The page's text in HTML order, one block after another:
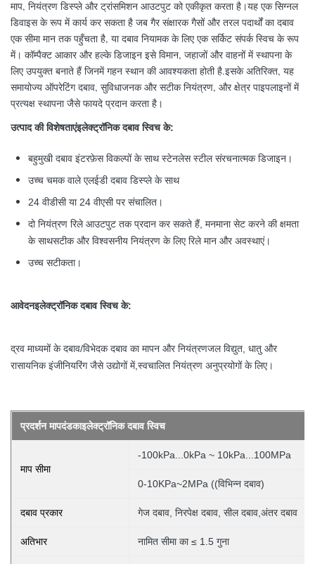
माप, नियंत्रण डिस्प्ले और ट्रांसमिशन आउटपुट को एकीकृत करता है।यह एक सिग्नल
डिवाइस के रूप में कार्य कर सकता है जब गैर संक्षारक गैसों और तरल पदार्थों का दबाव
एक सीमा मान तक पहुँचता है, या दबाव नियामक के लिए एक सर्किट संपर्क स्विच के रूप
में। कॉम्पैक्ट आकार और हल्के डिजाइन इसे विमान, जहाजों और वाहनों में स्थापना के
लिए उपयुक्त बनाते हैं जिनमें गहन स्थान की आवश्यकता होती है.इसके अतिरिक्त, यह
समायोज्य ऑपरेटिंग दबाव, सुविधाजनक और सटीक नियंत्रण, और क्षेत्र पाइपलाइनों में
प्रत्यक्ष स्थापना जैसे फायदे प्रदान करता है।
उत्पाद की विशेषताएंइलेक्ट्रॉनिक दबाव स्विच के:
बहुमुखी दबाव इंटरफ़ेस विकल्पों के साथ स्टेनलेस स्टील संरचनात्मक डिजाइन।
उच्च चमक वाले एलईडी दबाव डिस्प्ले के साथ
24 वीडीसी या 24 वीएसी पर संचालित।
दो नियंत्रण रिले आउटपुट तक प्रदान कर सकते हैं, मनमाना सेट करने की क्षमता
के साथसटीक और विश्वसनीय नियंत्रण के लिए रिले मान और अवस्थाएं।
उच्च सटीकता।
आवेदनइलेक्ट्रॉनिक दबाव स्विच के:
द्रव माध्यमों के दबाव/विभेदक दबाव का मापन और नियंत्रणजल विद्युत, धातु और
रासायनिक इंजीनियरिंग जैसे उद्योगों में,स्वचालित नियंत्रण अनुप्रयोगों के लिए।
प्रदर्शन मापदंडकाइलेक्ट्रॉनिक दबाव स्विच
माप सीमा
-100kPa...0kPa ~ 10kPa...100MPa
0-10KPa~2MPa ((विभिन्न दबाव)
दबाव प्रकार गेज दबाव, निरपेक्ष दबाव, सील दबाव,अंतर दबाव
अतिभार नामित सीमा का ≤ 1.5 गुना